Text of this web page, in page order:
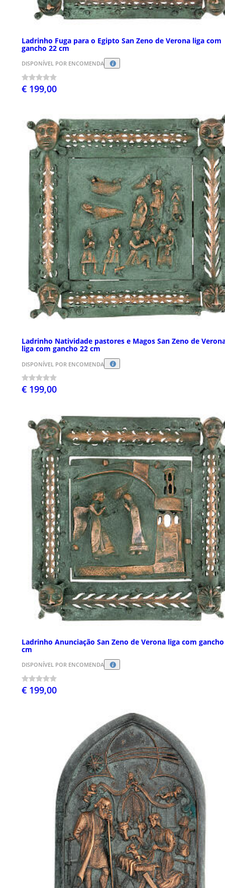
Ladrinho Fuga para o Egipto San Zeno de Verona liga com
gancho 22 cm
DISPONÍVEL POR ENCOMENDA
€ 199,00
Ladrinho Natividade pastores e Magos San Zeno de
liga com gancho 22 cm
DISPONÍVEL POR ENCOMENDA
€ 199,00
Ladrinho Anunciação San Zeno de Verona liga com
cm
DISPONÍVEL POR ENCOMENDA
€ 199,00